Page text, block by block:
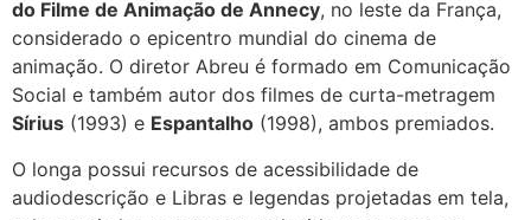
do Filme de Animação de Annecy, no leste da França,
considerado o epicentro mundial do cinema de
animação. O diretor Abreu é formado em Comunicação
Social e também autor dos filmes de curta-metragem
Sírius (1993) e Espantalho (1998), ambos premiados.
O longa possui recursos de acessibilidade de
audiodescrição e Libras e legendas projetadas em tela,